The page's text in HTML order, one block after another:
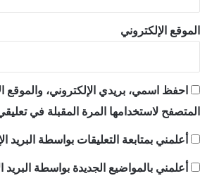
الموقع الإلكتروني
احفظ اسمي، بريدي الإلكتروني، والموقع
المتصفح لاستخدامها المرة المقبلة في
أعلمني بمتابعة التعليقات بواسطة البريد
أعلمني بالمواضيع الجديدة بواسطة البريد